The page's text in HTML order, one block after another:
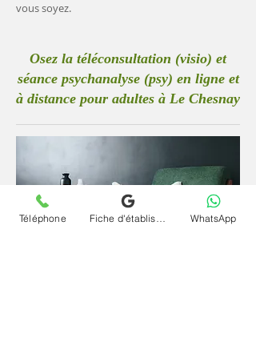
vous soyez.
Osez la téléconsultation (visio) et
séance psychanalyse (psy) en ligne et
à distance pour adultes à Le Chesnay
Téléphone WhatsApp